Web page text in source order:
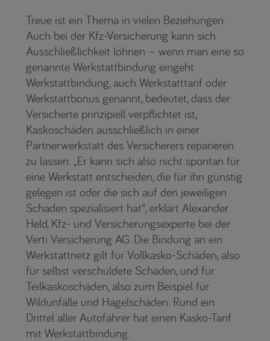
Treue ist ein Thema in vielen Beziehungen.
Auch bei der Kfz-Versicherung kann sich
Ausschließlichkeit lohnen – wenn man eine so
genannte Werkstattbindung eingeht.
Werkstattbindung, auch Werkstatttarif oder
Werkstattbonus genannt, bedeutet, dass der
Versicherte prinzipiell verpflichtet ist,
Kaskoschäden ausschließlich in einer
Partnerwerkstatt des Versicherers reparieren
zu lassen. „Er kann sich also nicht spontan für
eine Werkstatt entscheiden, die für ihn günstig
gelegen ist oder die sich auf den jeweiligen
Schaden spezialisiert hat“, erklärt Alexander
Held, Kfz- und Versicherungsexperte bei der
Verti Versicherung AG. Die Bindung an ein
Werkstattnetz gilt für Vollkasko-Schäden, also
für selbst verschuldete Schäden, und für
Teilkaskoschäden, also zum Beispiel für
Wildunfälle und Hagelschäden. Rund ein
Drittel aller Autofahrer hat einen Kasko-Tarif
mit Werkstattbindung.